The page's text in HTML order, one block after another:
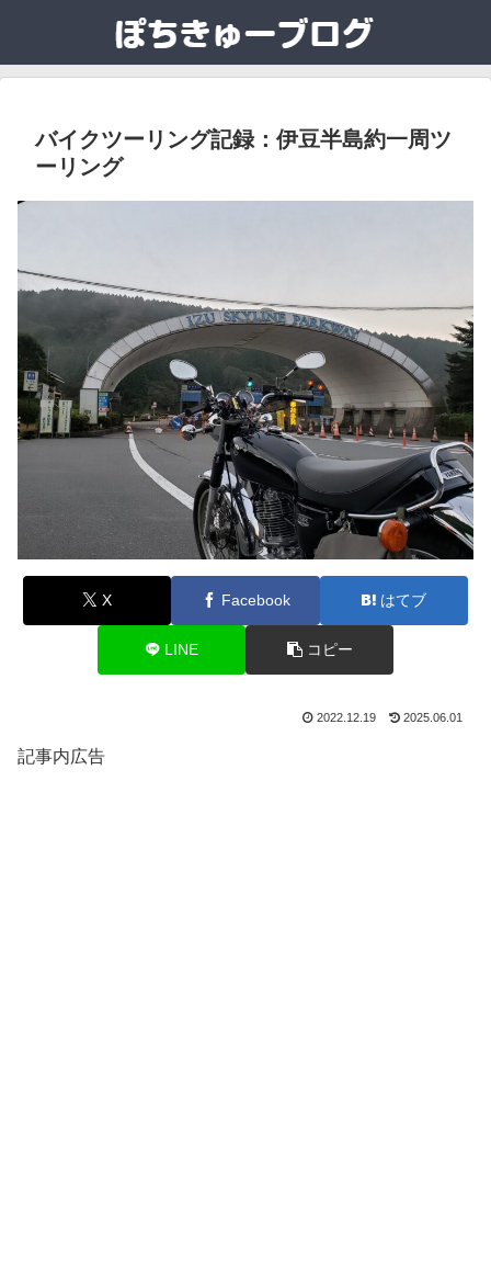
バイクツーリング記録：伊豆半島約一周ツ
ーリング
X Facebook はてブ
LINE コピー
2022.12.19 2025.06.01
記事内広告